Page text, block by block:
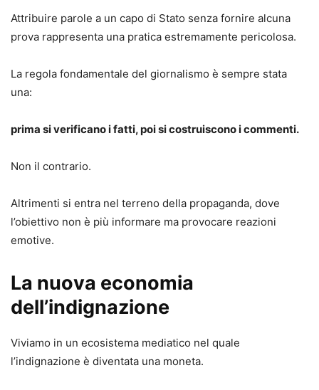
Attribuire parole a un capo di Stato senza fornire alcuna
prova rappresenta una pratica estremamente pericolosa.
La regola fondamentale del giornalismo è sempre stata
una:
prima si verificano i fatti, poi si costruiscono i commenti.
Non il contrario.
Altrimenti si entra nel terreno della propaganda, dove
l’obiettivo non è più informare ma provocare reazioni
emotive.
La nuova economia
dell’indignazione
Viviamo in un ecosistema mediatico nel quale
l’indignazione è diventata una moneta.